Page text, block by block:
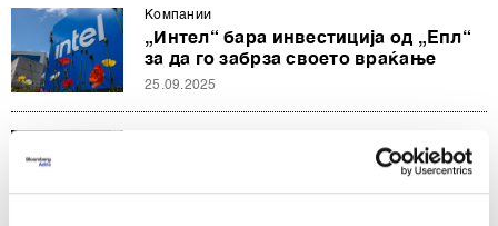
Компании
„Интел“ бара инвестиција од „Епл“
за да го забрза своето враќање
25.09.2025
„Енвидија“ инвестира 5 милијарди
долари во „Интел“ и планира заедно